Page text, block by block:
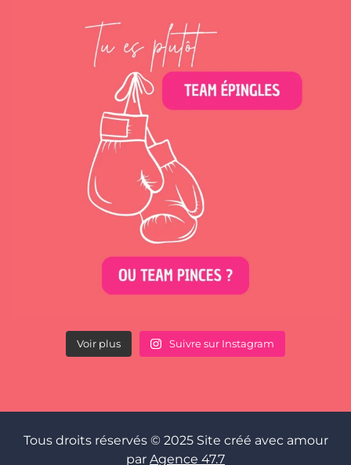
Voir plus Suivre sur Instagram
Tous droits réservés © 2025 Site créé avec amour
par Agence 47.7